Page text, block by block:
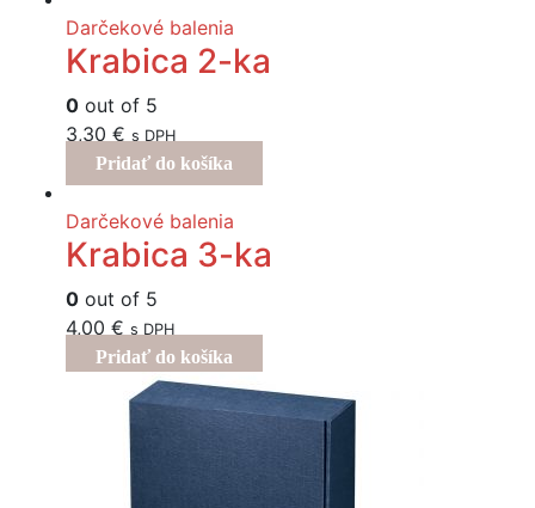
Darčekové balenia
Krabica 2-ka
0 out of 5
3,30 € s DPH
Pridať do košíka
Darčekové balenia
Krabica 3-ka
0 out of 5
4,00 € s DPH
Pridať do košíka